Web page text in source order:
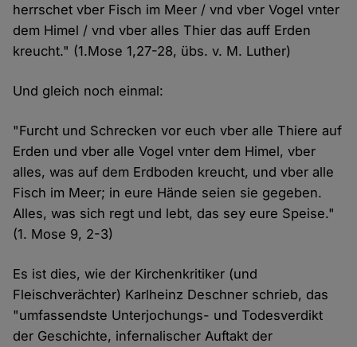
herrschet vber Fisch im Meer / vnd vber Vogel vnter
dem Himel / vnd vber alles Thier das auff Erden
kreucht." (1.Mose 1,27-28, übs. v. M. Luther)
Und gleich noch einmal:
"Furcht und Schrecken vor euch vber alle Thiere auf
Erden und vber alle Vogel vnter dem Himel, vber
alles, was auf dem Erdboden kreucht, und vber alle
Fisch im Meer; in eure Hände seien sie gegeben.
Alles, was sich regt und lebt, das sey eure Speise."
(1. Mose 9, 2-3)
Es ist dies, wie der Kirchenkritiker (und
Fleischverächter) Karlheinz Deschner schrieb, das
"umfassendste Unterjochungs- und Todesverdikt
der Geschichte, infernalischer Auftakt der